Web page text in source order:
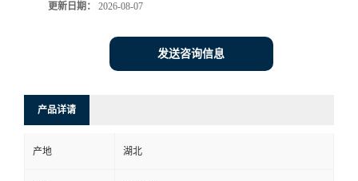
更新日期： 2026-08-07
发送咨询信息
产品详请
产地 湖北